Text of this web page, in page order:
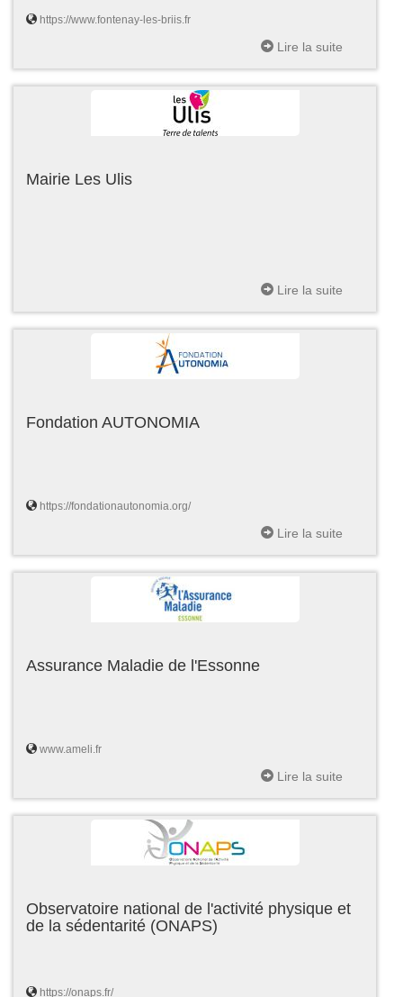
https://www.fontenay-les-briis.fr
Lire la suite
Mairie Les Ulis
Lire la suite
Fondation AUTONOMIA
https://fondationautonomia.org/
Lire la suite
Assurance Maladie de l'Essonne
www.ameli.fr
Lire la suite
Observatoire national de l'activité physique et
de la sédentarité (ONAPS)
https://onaps.fr/